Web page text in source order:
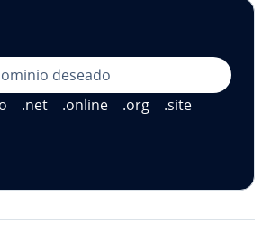
.net .online .org .site